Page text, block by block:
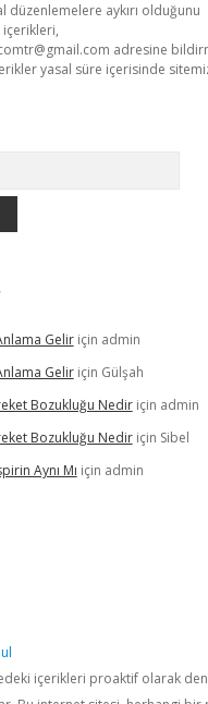
düzenlemelere aykırı olduğunu
adresine
yasal süre içerisinde
Geliriçin admin
Geliriçin Gülşah
Bozukluğu Nediriçin admin
Bozukluğu Nediriçin Sibel
Aynı Mı için admin
içerikleri proaktif olarak